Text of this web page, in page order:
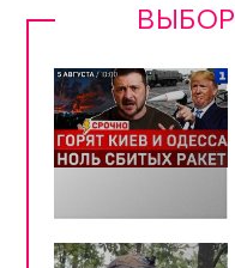
ВЫБОР